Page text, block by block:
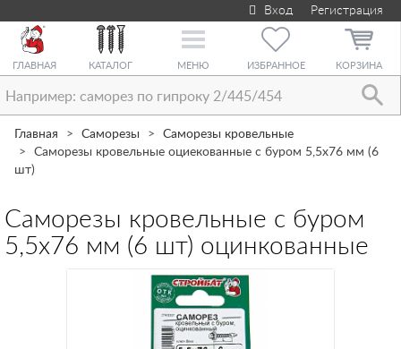
Вход Регистрация
ГЛАВНАЯ КАТАЛОГ
Toggle
МЕНЮ ИЗБРАННОЕ КОРЗИНА
Главная Саморезы
Саморезы кровельные
Саморезы кровельные оциекованные с буром 5,5х76 мм (6
шт)
Саморезы кровельные с буром
5,5х76 мм (6 шт) оцинкованные